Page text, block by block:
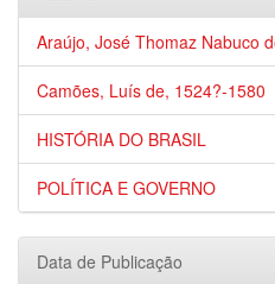
Araújo, José Thomaz Nabuco
Camões, Luís de, 1524?-1580
HISTÓRIA DO BRASIL
POLÍTICA E GOVERNO
Data de Publicação